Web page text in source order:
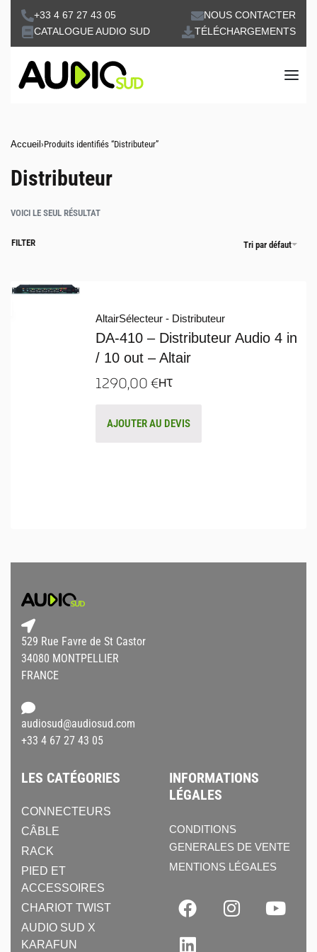
+33 4 67 27 43 05
NOUS CONTACTER
CATALOGUE AUDIO SUD
TÉLÉCHARGEMENTS
Accueil ›Produits identifiés “Distributeur”
Distributeur
VOICI LE SEUL RÉSULTAT
Tri par défaut
FILTER
AltairSélecteur - Distributeur
DA-410 – Distributeur Audio 4 in
/ 10 out – Altair
1290,00€HT
AJOUTER AU DEVIS
529 Rue Favre de St Castor
34080 MONTPELLIER
FRANCE
audiosud@audiosud.com
+33 4 67 27 43 05
LES CATÉGORIES
CONNECTEURS
CÂBLE
RACK
PIED ET
ACCESSOIRES
CHARIOT TWIST
AUDIO SUD X
KARAFUN
INFORMATIONS
LÉGALES
CONDITIONS
GENERALES DE VENTE
MENTIONS LÉGALES